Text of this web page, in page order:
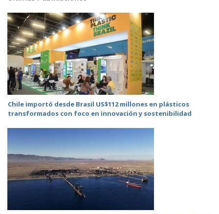
Chile importó desde Brasil US$112 millones en plásticos
transformados con foco en innovación y sostenibilidad